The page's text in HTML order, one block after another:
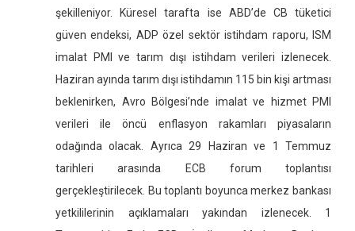
şekilleniyor. Küresel tarafta ise ABD’de CB tüketici
güven endeksi, ADP özel sektör istihdam raporu, ISM
imalat PMI ve tarım dışı istihdam verileri izlenecek.
Haziran ayında tarım dışı istihdamın 115 bin kişi artması
beklenirken, Avro Bölgesi’nde imalat ve hizmet PMI
verileri ile öncü enflasyon rakamları piyasaların
odağında olacak. Ayrıca 29 Haziran ve 1 Temmuz
tarihleri arasında ECB forum toplantısı
gerçekleştirilecek. Bu toplantı boyunca merkez bankası
yetkililerinin açıklamaları yakından izlenecek. 1